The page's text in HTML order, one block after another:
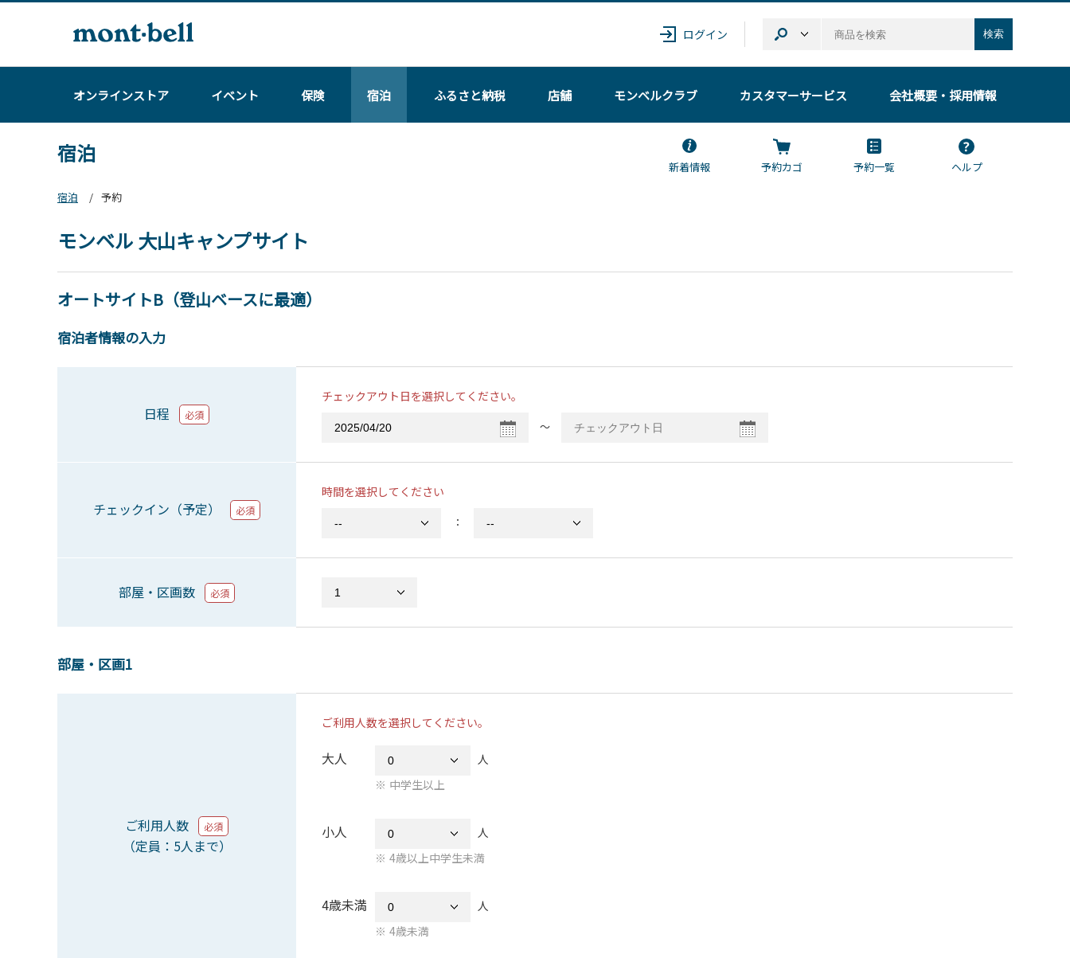
ログイン 検索
オンラインストア イベント 保険 宿泊 ふるさと納税 店舗 モンベルクラブ カスタマーサービス 会社概要・採用情報
宿泊
新着情報 予約カゴ 予約一覧
ヘルプ
宿泊
予約
モンベル 大山キャンプサイト
オートサイトB（登山ベースに最適）
宿泊者情報の入力
日程 必須
チェックアウト日を選択してください。
〜
チェックイン（予定） 必須
時間を選択してください
：
部屋・区画数 必須
部屋・区画1
ご利用人数 必須
（定員：5人まで）
ご利用人数を選択してください。
大人
人
中学生以上
小人
人
4歳以上中学生未満
4歳未満
人
4歳未満